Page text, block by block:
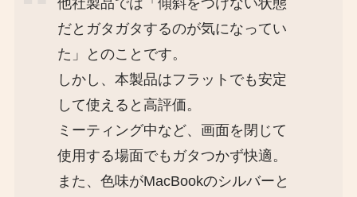
だとガタガタするのが気になってい
た」とのことです。
しかし、本製品はフラットでも安定
して使えると高評価。
ミーティング中など、画面を閉じて
使用する場面でもガタつかず快適。
また、色味がMacBookのシルバーと